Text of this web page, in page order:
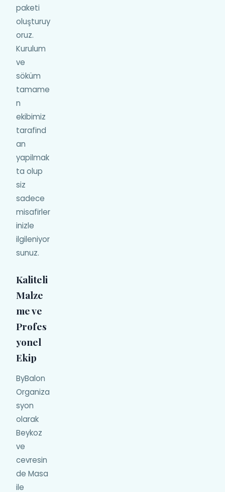
paketi
oluşturuy
oruz.
Kurulum
ve
söküm
tamame
n
ekibimiz
tarafind
an
yapilmak
ta olup
siz
sadece
misafirler
inizle
ilgileniyor
sunuz.
Kaliteli
Malze
me ve
Profes
yonel
Ekip
ByBalon
Organiza
syon
olarak
Beykoz
ve
cevresin
de Masa
ile